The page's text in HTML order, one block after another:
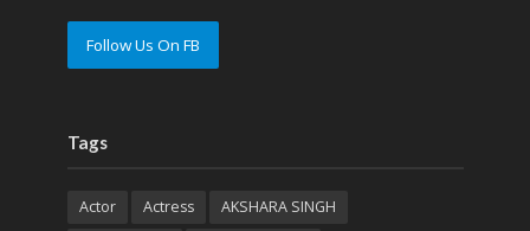
Follow Us On FB
Tags
Actor Actress
AKSHARA SINGH